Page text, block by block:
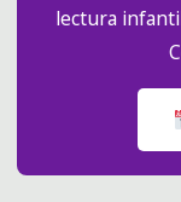
lectura